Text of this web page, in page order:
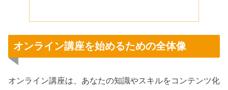
オンライン講座を始めるための全体像
オンライン講座は、あなたの知識やスキルをコンテンツ化